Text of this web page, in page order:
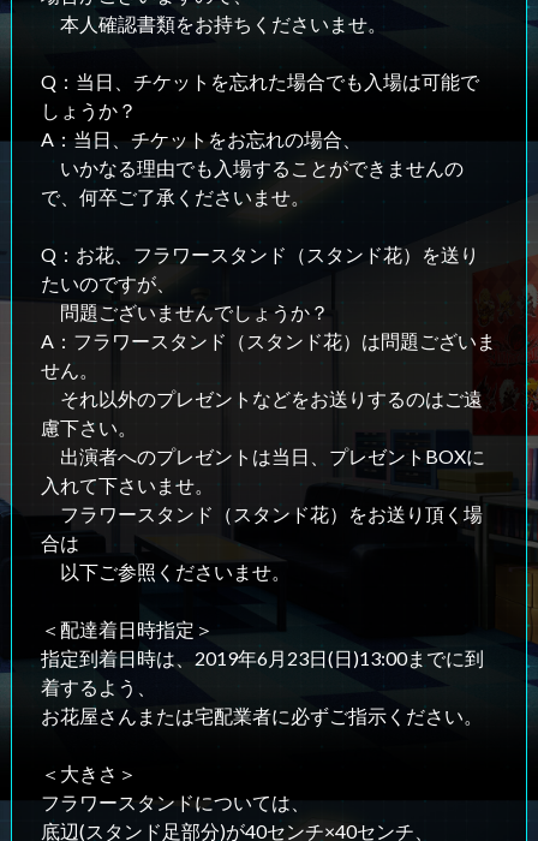
本人確認書類をお持ちくださいませ。
Q：当日、チケットを忘れた場合でも入場は可能で
しょうか？
A：当日、チケットをお忘れの場合、
いかなる理由でも入場することができませんの
で、何卒ご了承くださいませ。
Q：お花、フラワースタンド（スタンド花）を送り
たいのですが、
問題ございませんでしょうか？
A：フラワースタンド（スタンド花）は問題ございま
せん。
それ以外のプレゼントなどをお送りするのはご遠
慮下さい。
出演者へのプレゼントは当日、プレゼントBOXに
入れて下さいませ。
フラワースタンド（スタンド花）をお送り頂く場
合は
以下ご参照くださいませ。
＜配達着日時指定＞
指定到着日時は、2019年6月23日(日)13:00までに到
着するよう、
お花屋さんまたは宅配業者に必ずご指示ください。
＜大きさ＞
フラワースタンドについては、
底辺(スタンド足部分)が40センチ×40センチ、